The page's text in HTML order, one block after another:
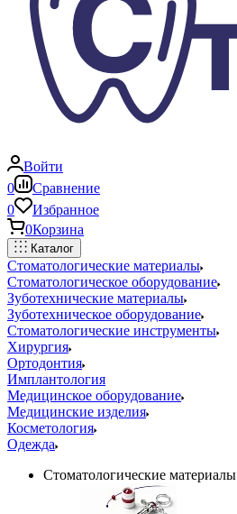
Войти
0
Сравнение
0
Избранное
0Корзина
Каталог
Стоматологические материалы
Стоматологическое оборудование
Зуботехнические материалы
Зуботехническое оборудование
Стоматологические инструменты
Хирургия
Ортодонтия
Имплантология
Медицинское оборудование
Медицинские изделия
Косметология
Одежда
Стоматологические материалы